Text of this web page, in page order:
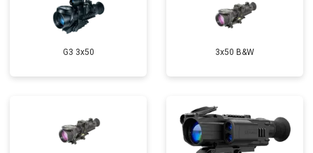
G3 3x50 3x50 B&W